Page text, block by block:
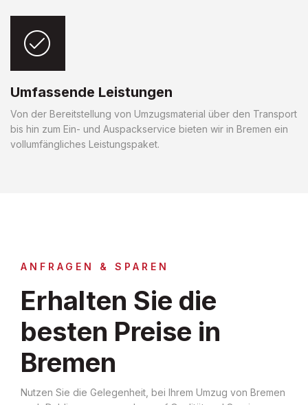
Umfassende Leistungen
Von der Bereitstellung von Umzugsmaterial über den Transport
bis hin zum Ein- und Auspackservice bieten wir in Bremen ein
vollumfängliches Leistungspaket.
ANFRAGEN & SPAREN
Erhalten Sie die
besten Preise in
Bremen
Nutzen Sie die Gelegenheit, bei Ihrem Umzug von Bremen